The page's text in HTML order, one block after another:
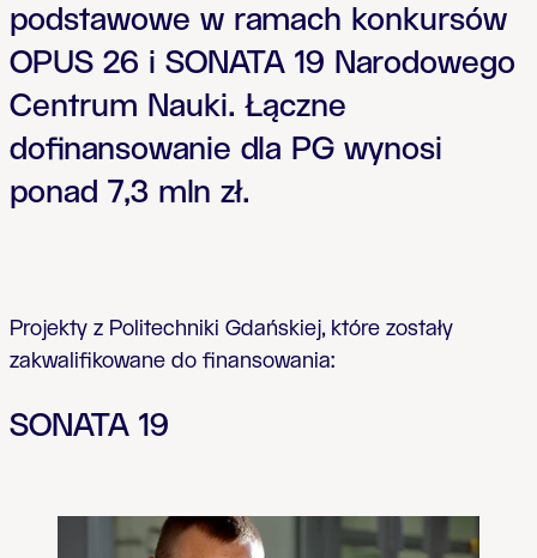
podstawowe w ramach konkursów
OPUS 26 i SONATA 19 Narodowego
Centrum Nauki. Łączne
dofinansowanie dla PG wynosi
ponad 7,3 mln zł.
Projekty z Politechniki Gdańskiej, które zostały
zakwalifikowane do finansowania:
SONATA 19